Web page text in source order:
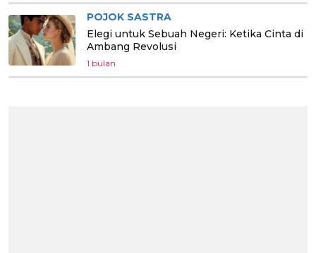
POJOK SASTRA
Elegi untuk Sebuah Negeri: Ketika Cinta di
Ambang Revolusi
1 bulan